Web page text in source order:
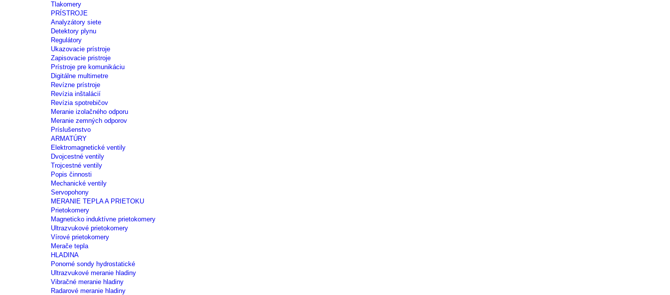
Tlakomery
PRÍSTROJE
Analyzátory siete
Detektory plynu
Regulátory
Ukazovacie prístroje
Zapisovacie pristroje
Prístroje pre komunikáciu
Digitálne multimetre
Revízne prístroje
Revízia inštalácií
Revízia spotrebičov
Meranie izolačného odporu
Meranie zemných odporov
Príslušenstvo
ARMATÚRY
Elektromagnetické ventily
Dvojcestné ventily
Trojcestné ventily
Popis činnosti
Mechanické ventily
Servopohony
MERANIE TEPLA A PRIETOKU
Prietokomery
Magneticko induktívne prietokomery
Ultrazvukové prietokomery
Vírové prietokomery
Merače tepla
HLADINA
Ponorné sondy hydrostatické
Ultrazvukové meranie hladiny
Vibračné meranie hladiny
Radarové meranie hladiny